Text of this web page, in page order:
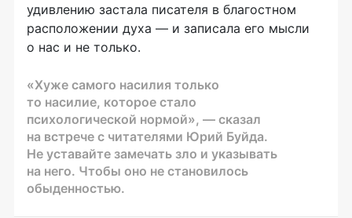
удивлению застала писателя в благостном
расположении духа — и записала его мысли
о нас и не только.
«Хуже самого насилия только
то насилие, которое стало
психологической нормой», — сказал
на встрече с читателями Юрий Буйда.
Не уставайте замечать зло и указывать
на него. Чтобы оно не становилось
обыденностью.